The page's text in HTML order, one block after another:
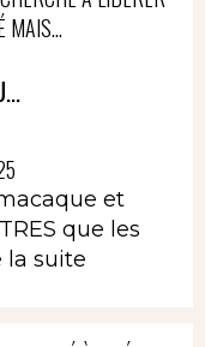
MAIS...
et
que les
la suite